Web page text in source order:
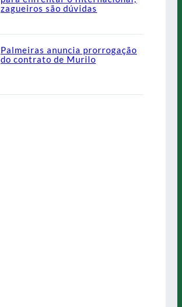
zagueiros são dúvidas
Palmeiras anuncia prorrogação
do contrato de Murilo